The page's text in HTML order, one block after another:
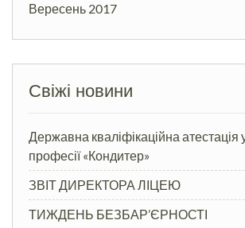
Вересень 2017
Свіжі новини
Державна кваліфікаційна атестація
професії «Кондитер»
ЗВІТ ДИРЕКТОРА ЛІЦЕЮ
ТИЖДЕНЬ БЕЗБАР’ЄРНОСТІ